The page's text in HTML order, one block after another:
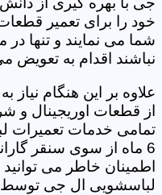
خود را برای تعمیر
شما می نمایند و تنها
نباشند اقدام به تعویض
علاوه بر این هنگام
از قطعات اوریجینال و
تمامی خدمات تعمیرات
6 ماه از سوی سنقر
اطمینان خاطر می
لباسشویی ال جی توسط